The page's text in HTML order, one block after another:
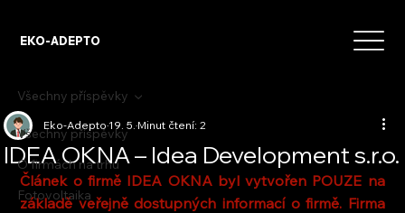
EKO-ADEPTO
Všechny příspěvky
O firmách na trhu
Fotovoltaika
Všechny příspěvky
IDEA OKNA – Idea Development s.r.o.
Eko-Adepto19. 5.Minut čtení: 2
Článek o firmě IDEA OKNA byl vytvořen POUZE na
základě veřejně dostupných informací o firmě. Firma